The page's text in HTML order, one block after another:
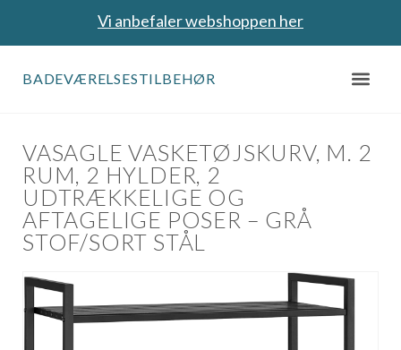
Vi anbefaler webshoppen her
BADEVÆRELSESTILBEHØR
VASAGLE VASKETØJSKURV, M. 2
RUM, 2 HYLDER, 2
UDTRÆKKELIGE OG
AFTAGELIGE POSER – GRÅ
STOF/SORT STÅL